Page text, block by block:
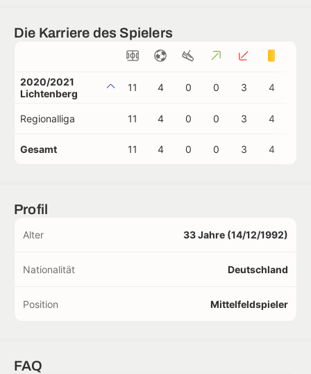
Die Karriere des Spielers
2020/2021
Lichtenberg
11 4 0 0 3 4
Regionalliga 11 4 0 0 3 4
Gesamt 11 4 0 0 3 4
Profil
Alter 33 Jahre (14/12/1992)
Nationalität Deutschland
Position Mittelfeldspieler
FAQ